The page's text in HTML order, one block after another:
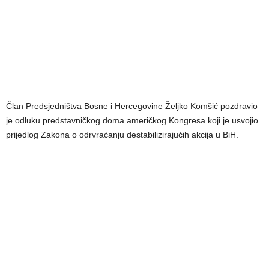
Član Predsjedništva Bosne i Hercegovine Željko Komšić pozdravio
je odluku predstavničkog doma američkog Kongresa koji je usvojio
prijedlog Zakona o odrvraćanju destabilizirajućih akcija u BiH.